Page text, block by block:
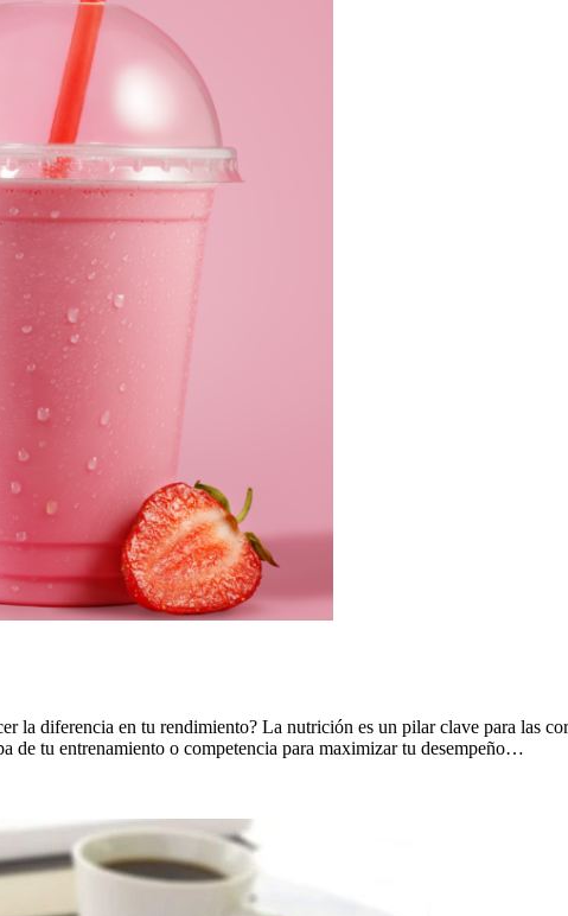
la diferencia en tu rendimiento? La nutrición es un pilar clave para las
de tu entrenamiento o competencia para maximizar tu desempeño…